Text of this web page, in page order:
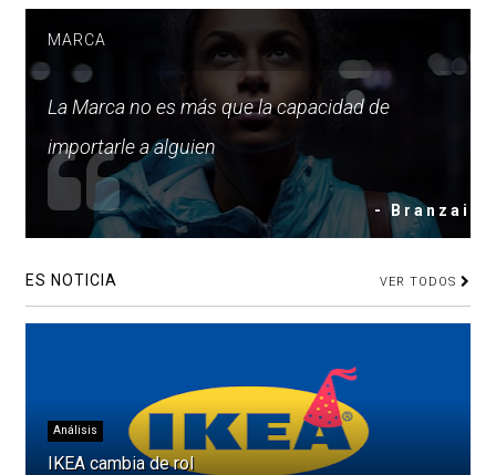
MARCA
La Marca no es más que la capacidad de
importarle a alguien
- Branzai
ES NOTICIA VER TODOS
Análisis
IKEA cambia de rol